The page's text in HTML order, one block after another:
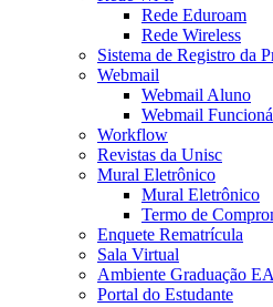
Rede Eduroam
Rede Wireless
Sistema de Registro da
Webmail
Webmail Aluno
Webmail
Workflow
Revistas da Unisc
Mural Eletrônico
Mural Eletrônico
Termo de
Enquete Rematrícula
Sala Virtual
Ambiente Graduação
Portal do Estudante